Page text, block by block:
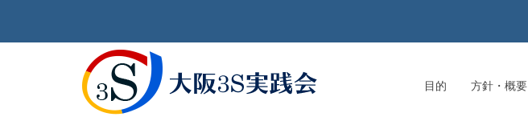
目的 方針・概要